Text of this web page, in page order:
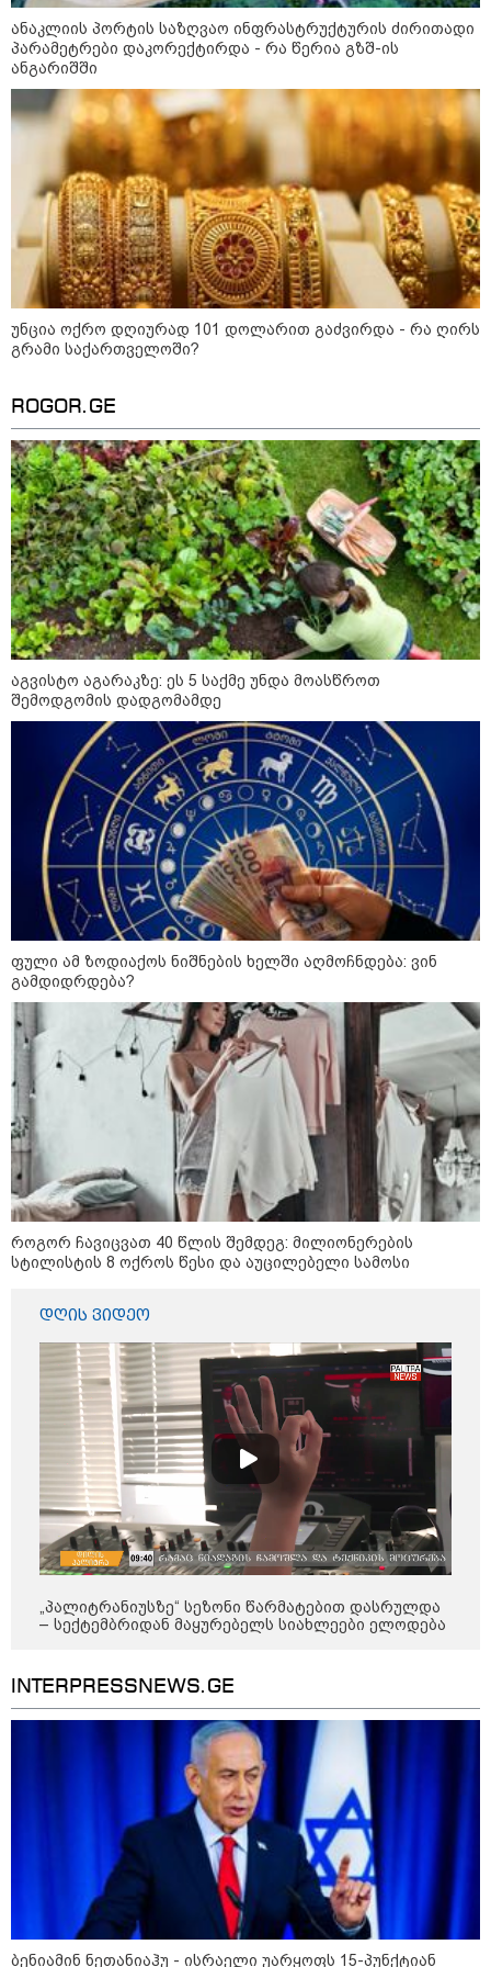
12:34 / 08-08-2026
რას აცხადებს ირაკლი კობახიძე
ელექტროენერგიის რამდენჯერმე
გათიშვასთან დაკავშირებით?
19:32 / 08-08-2026
"სიმბოლურია, რომ კობახიძის
მოღალატეობრივი განცხადება
საქართველოს
თავისუფლებისთვის შეწირული
გმირების მემორიალზე
გაკეთდა" - "ნაციონალური
კობახიძის განცხადებას" -
"კოალიცია ცვლილებისთვის"
16:33 / 08-08-2026
"გიორგი ბარამიძემ რაღაც
არასწორად ჩამოაყალიბა,
მაგრამ ნამდვილად არ
ეკუთვნის წიხლი ივანიშვილის
ღალატზე დაფუძნებული
დიქტატურის მსახურებისგან" -
მიხეილ სააკაშვილი
16:22 / 08-08-2026
"აი, ეს არის სამშობლოს
ღალატი" - როგორ ეხმაურება
ნიკა გვარამია აგვისტოს ომთან
დაკავშირებით ირაკლი
კობახიძის განცხადებას?
კატეგორიის ყველა სიახლე
მილიარდიანი იმპერიები მოედნის
მიღმა - ვინ არიან ყველა დროის
ყველაზე მაღალანაზღაურებადი
სპორტსმენები
ანაკლიის პორტის საზღვაო
ინფრასტრუქტურის ძირითადი
პარამეტრები დაკორექტირდა - რა
წერია გზშ-ის ანგარიშში
კონფლიქტები
12:46 / 07-08-2026
ოკუპირებულ აფხაზეთში საწვავის
დეფიციტია, კილომეტრიანი რიგები და
ანაკლიის პორტის საზღვაო ინფრასტრუქტურის ძირითადი
პარამეტრები დაკორექტირდა - რა წერია გზშ-ის
ანგარიშში
უნცია ოქრო დღიურად 101 დოლარით გაძვირდა - რა ღირს
გრამი საქართველოში?
ROGOR.GE
აგვისტო აგარაკზე: ეს 5 საქმე უნდა მოასწროთ
შემოდგომის დადგომამდე
ფული ამ ზოდიაქოს ნიშნების ხელში აღმოჩნდება: ვინ
გამდიდრდება?
როგორ ჩავიცვათ 40 წლის შემდეგ: მილიონერების
სტილისტის 8 ოქროს წესი და აუცილებელი სამოსი
დღის ვიდეო
„პალიტრანიუსზე“ სეზონი წარმატებით დასრულდა
– სექტემბრიდან მაყურებელს სიახლეები ელოდება
INTERPRESSNEWS.GE
ბენიამინ ნეთანიაჰუ - ისრაელი უარყოფს 15-პუნქტიან